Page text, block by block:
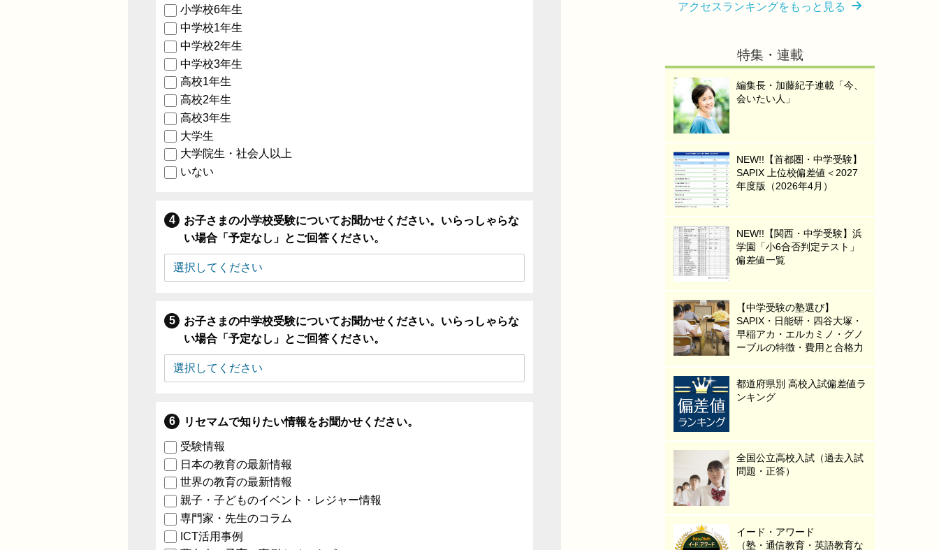
小学校6年生
中学校1年生
中学校2年生
中学校3年生
高校1年生
高校2年生
高校3年生
大学生
大学院生・社会人以上
いない
お子さまの小学校受験についてお聞かせください。いらっしゃらな
い場合「予定なし」とご回答ください。
お子さまの中学校受験についてお聞かせください。いらっしゃらな
い場合「予定なし」とご回答ください。
リセマムで知りたい情報をお聞かせください。
受験情報
日本の教育の最新情報
世界の教育の最新情報
親子・子どものイベント・レジャー情報
専門家・先生のコラム
ICT活用事例
アクセスランキングをもっと見る
特集・連載
編集長・加藤紀子連載「今、
会いたい人」
NEW!!【首都圏・中学受験】
SAPIX 上位校偏差値＜2027
年度版（2026年4月）
NEW!!【関西・中学受験】浜
学園「小6合否判定テスト」
偏差値一覧
【中学受験の塾選び】
SAPIX・日能研・四谷大塚・
早稲アカ・エルカミノ・グノ
ーブルの特徴・費用と合格力
都道府県別 高校入試偏差値ラ
ンキング
全国公立高校入試（過去入試
問題・正答）
イード・アワード
（塾・通信教育・英語教育な